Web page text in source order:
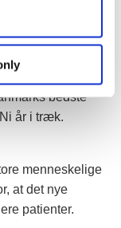
fysioterapeuter,
Uden alle jer,
bedste
år i træk.
menneskelige
at det nye
patienter.